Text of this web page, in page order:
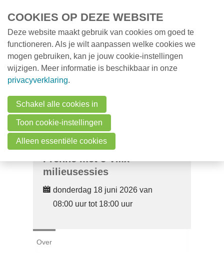
MENU
Prenne met 5 VMx-
milieusessies
donderdag 18 juni 2026 van
08:00 uur tot 18:00 uur
Over
Milieunieuws
Vacatures
Zoeken
COOKIES OP DEZE WEBSITE
Deze website maakt gebruik van cookies om goed te
functioneren. Als je wilt aanpassen welke cookies we
mogen gebruiken, kan je jouw cookie-instellingen
wijzigen. Meer informatie is beschikbaar in onze
privacyverklaring.
Schakel alle cookies in
Toon cookie-instellingen
Alleen essentiële cookies